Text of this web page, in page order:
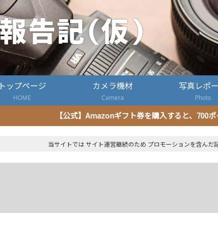
トップページ
HOME
カメラ機材
Camera
写真レポ
Photo
【公式】Amazonギフト券を購入すると、700
当サイトでは サイト運営継続のため プロモーションを含んだ